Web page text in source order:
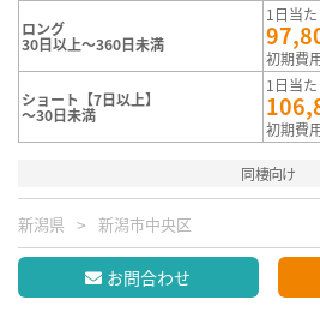
ロング
30日以上～360日未満
1日当
初期費
ショート【7日以上】
～30日未満
1日当
初期費
同棲向け
新潟県 新潟市中央区
お問合わせ